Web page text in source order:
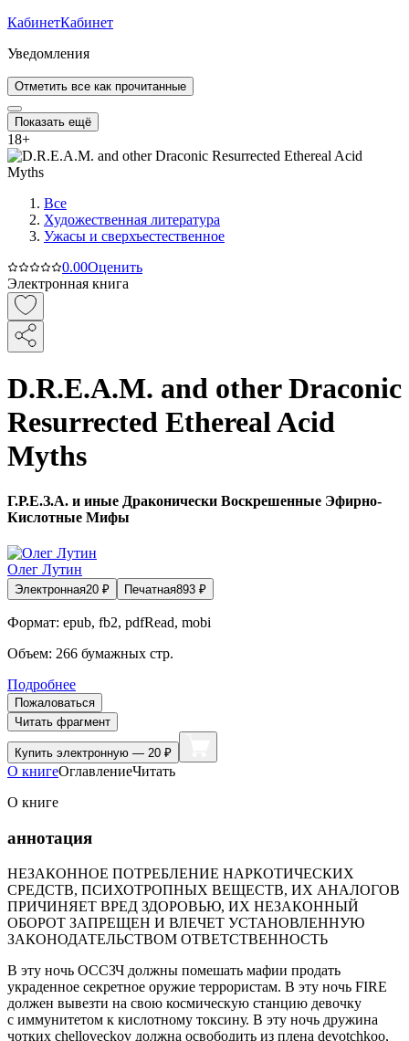
КабинетКабинет
Уведомления
Отметить все как прочитанные
Показать ещё
18+
Все
Художественная литература
Ужасы и сверхъестественное
0.00Оценить
Электронная книга
D.R.E.A.M. and other Draconic
Resurrected Ethereal Acid
Myths
Г.Р.Е.З.А. и иные Драконически Воскрешенные Эфирно-
Кислотные Мифы
Олег Лутин
Электронная20 ₽ Печатная893 ₽
Формат: epub, fb2, pdfRead, mobi
Объем: 266 бумажных стр.
Подробнее
Пожаловаться
Читать фрагмент
Купить электронную — 20 ₽
О книгеОглавлениеЧитать
О книге
аннотация
НЕЗАКОННОЕ ПОТРЕБЛЕНИЕ НАРКОТИЧЕСКИХ
СРЕДСТВ, ПСИХОТРОПНЫХ ВЕЩЕСТВ, ИХ АНАЛОГОВ
ПРИЧИНЯЕТ ВРЕД ЗДОРОВЬЮ, ИХ НЕЗАКОННЫЙ
ОБОРОТ ЗАПРЕЩЕН И ВЛЕЧЕТ УСТАНОВЛЕННУЮ
ЗАКОНОДАТЕЛЬСТВОМ ОТВЕТСТВЕННОСТЬ
В эту ночь ОССЗЧ должны помешать мафии продать
украденное секретное оружие террористам. В эту ночь FIRE
должен вывезти на свою космическую станцию девочку
с иммунитетом к кислотному токсину. В эту ночь дружина
чотких chelloveckov должна освободить из плена devotchkoo,